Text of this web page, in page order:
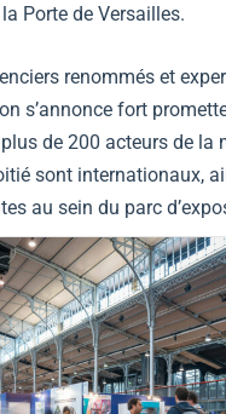
Porte de Versailles.
renommés et
s’annonce fort
de 200 acteurs de la
sont internationaux,
au sein du parc